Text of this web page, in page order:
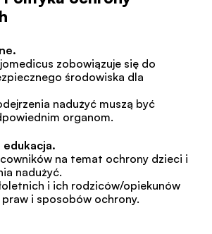
zobowiązuje się do
środowiska dla
nadużyć muszą być
organom.
edukacja.
na temat ochrony dzieci i
nadużyć.
i ich rodziców/opiekunów
i sposobów ochrony.